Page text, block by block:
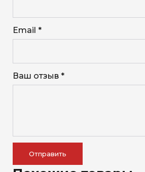
Email *
Ваш отзыв *
Отправить